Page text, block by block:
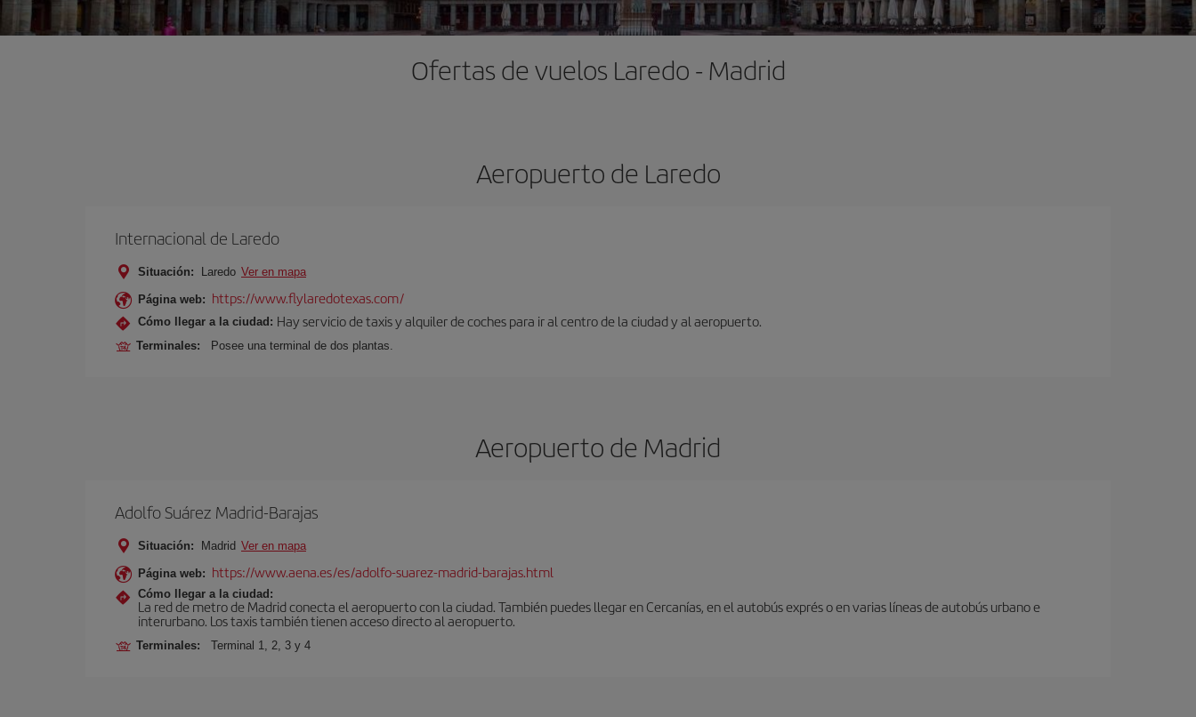
Ofertas de vuelos Laredo - Madrid
Aeropuerto de Laredo
Internacional de Laredo
Situación: Laredo Ver en mapa
Página web: https://www.flylaredotexas.com/
Cómo llegar a la ciudad: Hay servicio de taxis y alquiler de coches para ir al centro de la ciudad y al aeropuerto.
Terminales: Posee una terminal de dos plantas.
Aeropuerto de Madrid
Adolfo Suárez Madrid-Barajas
Situación: Madrid Ver en mapa
Página web: https://www.aena.es/es/adolfo-suarez-madrid-barajas.html
Cómo llegar a la ciudad:
La red de metro de Madrid conecta el aeropuerto con la ciudad. También puedes llegar en Cercanías, en el autobús exprés o en varias líneas de autobús urbano e
interurbano. Los taxis también tienen acceso directo al aeropuerto.
Terminales: Terminal 1, 2, 3 y 4